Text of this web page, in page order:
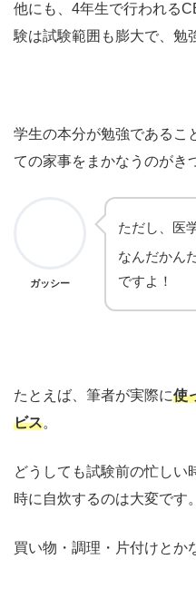
他にも、4年生で行われる
験は試験範囲も膨大で、勉
学生の本分が勉強であるこ
ての家事をまかなうのがき
ガッシー
ただし、医
なんだかん
ですよ！
たとえば、筆者が実際に使
ビス。
どうしても試験前の忙しい
時に自炊するのは大変です。
買い物・調理・片付けとか